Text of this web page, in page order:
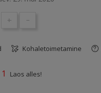
+ -
Kohaletoimetamine
1 Laos alles!